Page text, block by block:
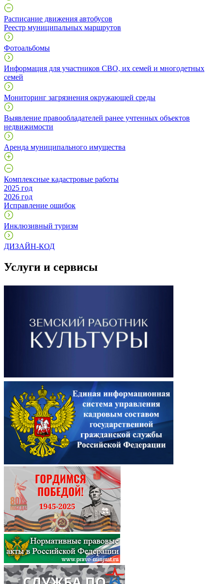
Расписание движения автобусов
Реестр муниципальных маршрутов
Фотоальбомы
Информация для участников СВО, их семей и многодетных
семей
Мониторинг загрязнения окружающей среды
Выявление правообладателей ранее учтенных объектов
недвижимости
Аренда муниципального имущества
Комплексные кадастровые работы
2025 год
2026 год
Исправление ошибок
Инклюзивный туризм
ДИЗАЙН-КОД
Услуги и сервисы